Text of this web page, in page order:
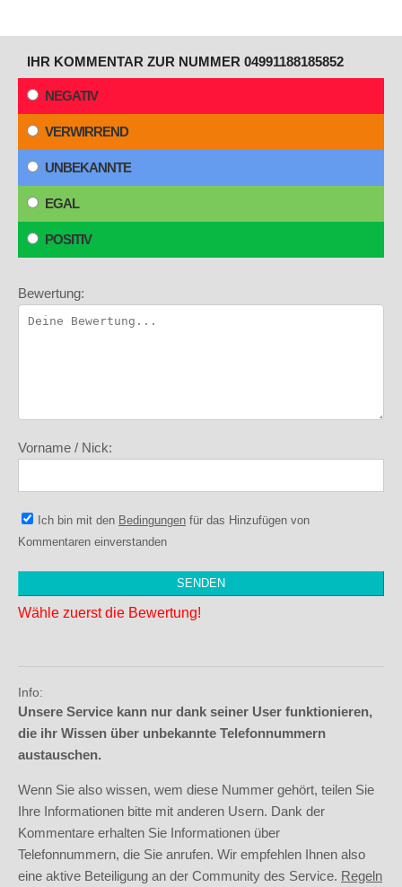
IHR KOMMENTAR ZUR NUMMER 04991188185852
NEGATIV
VERWIRREND
UNBEKANNTE
EGAL
POSITIV
Bewertung:
Vorname / Nick:
Ich bin mit den Bedingungen für das Hinzufügen von
Kommentaren einverstanden
Wähle zuerst die Bewertung!
Info:
Unsere Service kann nur dank seiner User funktionieren,
die ihr Wissen über unbekannte Telefonnummern
austauschen.
Wenn Sie also wissen, wem diese Nummer gehört, teilen Sie
Ihre Informationen bitte mit anderen Usern. Dank der
Kommentare erhalten Sie Informationen über
Telefonnummern, die Sie anrufen. Wir empfehlen Ihnen also
eine aktive Beteiligung an der Community des Service. Regeln